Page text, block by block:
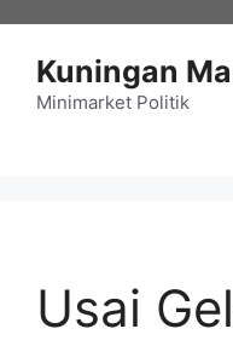
Kuningan
Minimarket Politik
Usai